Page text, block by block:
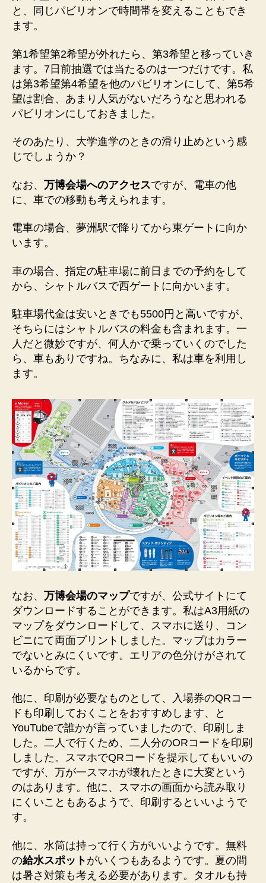
と、同じパビリオンで時間帯を変えることもでき
ます。
第1希望第2希望が外れたら、第3希望と移っていき
ます。7日前抽選では当たるのは一つだけです。私
は第3希望第4希望を他のパビリオンにして、第5希
望は割合、あまり人気がないだろうなと思われる
パビリオンにしておきました。
そのあたり、大学進学のときの滑り止めという感
じでしょうか？
なお、 万博会場へのアクセスですが、電車の他
に、車での移動も考えられます。
電車の場合、夢洲駅で降りてから東ゲートに向か
います。
車の場合、指定の駐車場に前日までの予約をして
から、シャトルバスで西ゲートに向かいます。
駐車場代金は安いときでも5500円と高いですが、
そちらにはシャトルバスの料金も含まれます。一
人だと微妙ですが、何人かで乗っていくのでした
ら、車もありですね。ちなみに、私は車を利用し
ます。
なお、 万博会場のマップですが、公式サイトにて
ダウンロードすることができます。私はA3用紙の
マップをダウンロードして、スマホに送り、コン
ビニにて両面プリントしました。マップはカラー
でないとみにくいです。エリアの色分けがされて
いるからです。
他に、印刷が必要なものとして、入場券のQRコー
ドも印刷しておくことをおすすめします、と
YouTubeで誰かが言っていましたので、印刷しま
した。二人で行くため、二人分のORコードを印刷
しました。スマホでQRコードを提示してもいいの
ですが、万が一スマホが壊れたときに大変という
のはあります。他に、スマホの画面から読み取り
にくいこともあるようで、印刷するといいようで
す。
他に、水筒は持って行く方がいいようです。無料
の給水スポット がいくつもあるようです。夏の間
は暑さ対策も考える必要があります。タオルも持